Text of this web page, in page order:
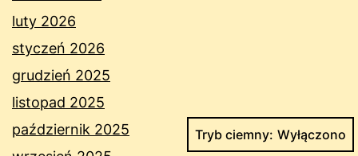
luty 2026
styczeń 2026
grudzień 2025
listopad 2025
październik 2025
Tryb ciemny: